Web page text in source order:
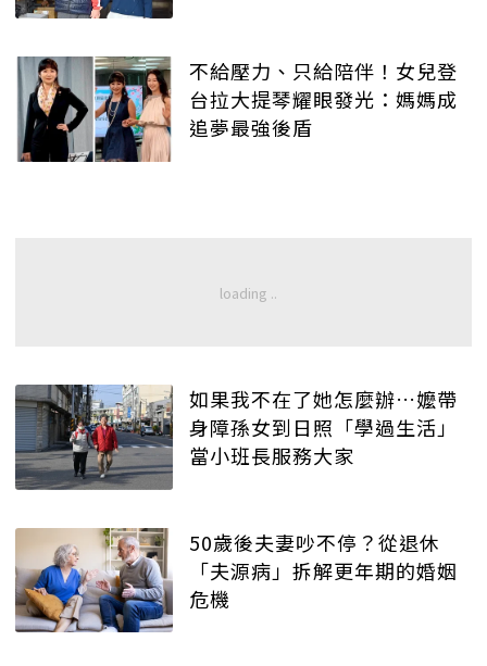
不給壓力、只給陪伴！女兒登
台拉大提琴耀眼發光：媽媽成
追夢最強後盾
如果我不在了她怎麼辦…嬤帶
身障孫女到日照「學過生活」
當小班長服務大家
50歲後夫妻吵不停？從退休
「夫源病」拆解更年期的婚姻
危機